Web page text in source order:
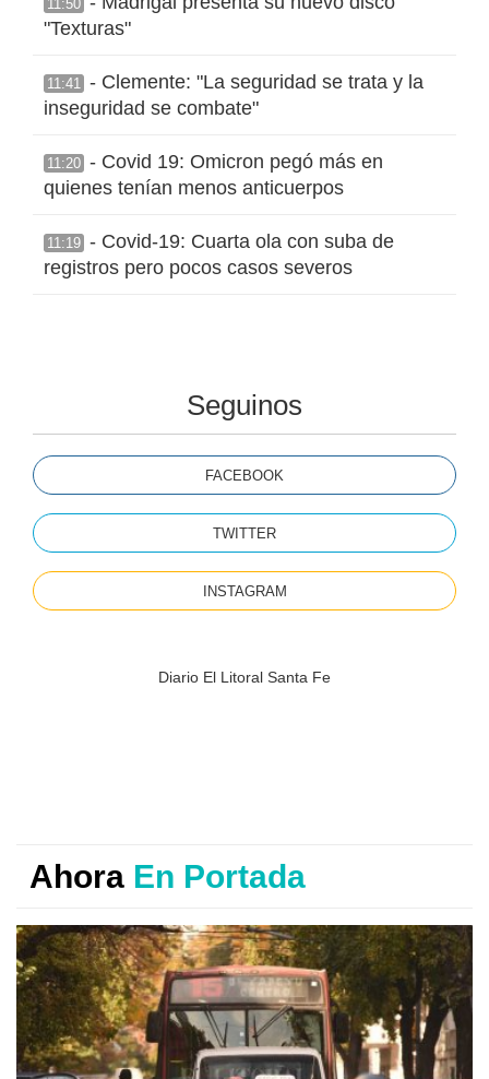
11:50
"Texturas"
11:41 - Clemente: "La seguridad se trata y la
inseguridad se combate"
11:20 - Covid 19: Omicron pegó más en
quienes tenían menos anticuerpos
11:19 - Covid-19: Cuarta ola con suba de
registros pero pocos casos severos
Seguinos
FACEBOOK
TWITTER
INSTAGRAM
Diario El Litoral Santa Fe
Ahora En Portada